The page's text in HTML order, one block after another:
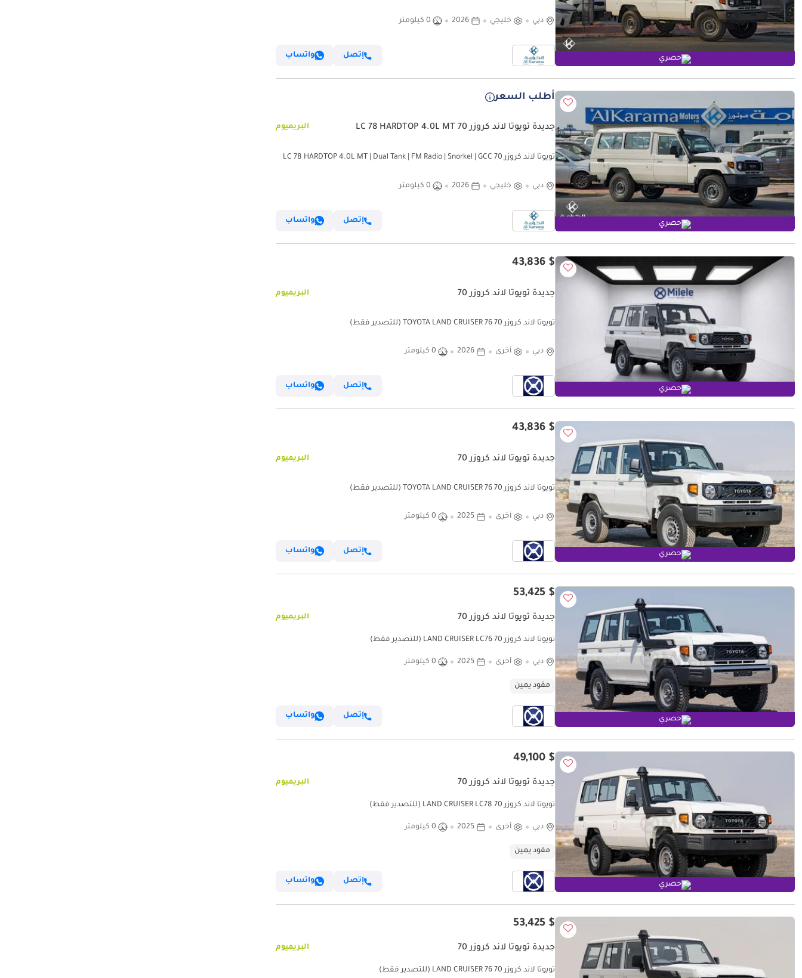
حصري
دبي خليجي 2026 0 كيلومتر
إتصل واتساب
حصري
أطلب السعر
جديدة تويوتا لاند كروزر 70 LC 78 HARDTOP 4.0L MT البريميوم
تويوتا لاند كروزر 70 LC 78 HARDTOP 4.0L MT | Dual Tank | FM Radio | Snorkel | GCC
دبي خليجي 2026 0 كيلومتر
إتصل واتساب
حصري
$ 43,836
جديدة تويوتا لاند كروزر 70 البريميوم
تويوتا لاند كروزر 70 TOYOTA LAND CRUISER 76 (للتصدير فقط)
دبي أخرى 2026 0 كيلومتر
إتصل واتساب
حصري
$ 43,836
جديدة تويوتا لاند كروزر 70 البريميوم
تويوتا لاند كروزر 70 TOYOTA LAND CRUISER 76 (للتصدير فقط)
دبي أخرى 2025 0 كيلومتر
إتصل واتساب
حصري
$ 53,425
جديدة تويوتا لاند كروزر 70 البريميوم
تويوتا لاند كروزر 70 LAND CRUISER LC76 (للتصدير فقط)
دبي أخرى 2025 0 كيلومتر
مقود يمين
إتصل واتساب
حصري
$ 49,100
جديدة تويوتا لاند كروزر 70 البريميوم
تويوتا لاند كروزر 70 LAND CRUISER LC78 (للتصدير فقط)
دبي أخرى 2025 0 كيلومتر
مقود يمين
إتصل واتساب
$ 53,425
جديدة تويوتا لاند كروزر 70 البريميوم
تويوتا لاند كروزر 70 LAND CRUISER 76 (للتصدير فقط)